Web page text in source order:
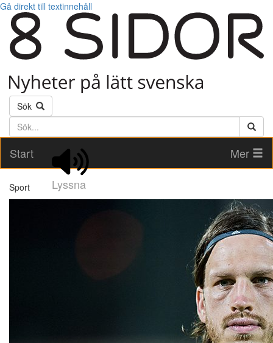
Gå direkt till textinnehåll
Sök
Söktext
Start
Lyssna
Mer
Sport